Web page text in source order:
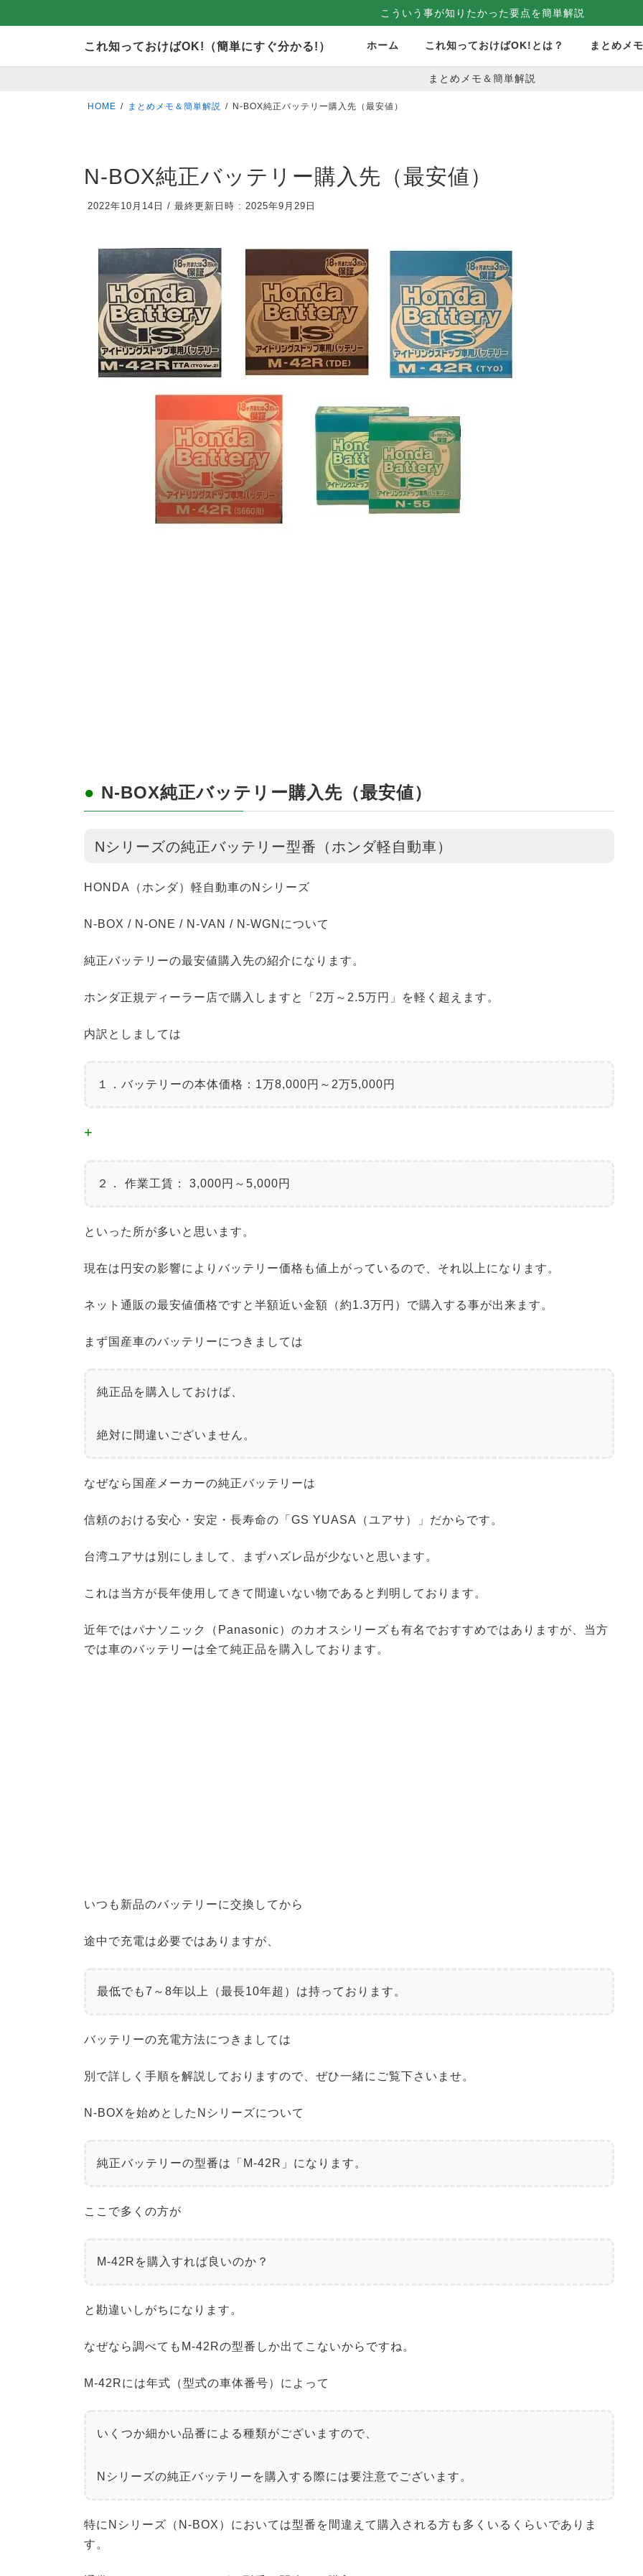
こういう事が知りたかった要点を簡単解説
これ知っておけばOK!（簡単にすぐ分かる!） ホーム これ知っておけばOK!とは？ まとめメ
まとめメモ＆簡単解説
HOME まとめメモ＆簡単解説 N-BOX純正バッテリー購入先（最安値）
N-BOX純正バッテリー購入先（最安値）
2022年10月14日 /最終更新日時 : 2025年9月29日
● N-BOX純正バッテリー購入先（最安値）
Nシリーズの純正バッテリー型番（ホンダ軽自動車）
HONDA（ホンダ）軽自動車のNシリーズ
N-BOX / N-ONE / N-VAN / N-WGNについて
純正バッテリーの最安値購入先の紹介になります。
ホンダ正規ディーラー店で購入しますと「2万～2.5万円」を軽く超えます。
内訳としましては
１．バッテリーの本体価格：1万8,000円～2万5,000円
+
２． 作業工賃： 3,000円～5,000円
といった所が多いと思います。
現在は円安の影響によりバッテリー価格も値上がっているので、それ以上になります。
ネット通販の最安値価格ですと半額近い金額（約1.3万円）で購入する事が出来ます。
まず国産車のバッテリーにつきましては
純正品を購入しておけば、
絶対に間違いございません。
なぜなら国産メーカーの純正バッテリーは
信頼のおける安心・安定・長寿命の「GS YUASA（ユアサ）」だからです。
台湾ユアサは別にしまして、まずハズレ品が少ないと思います。
これは当方が長年使用してきて間違いない物であると判明しております。
近年ではパナソニック（Panasonic）のカオスシリーズも有名でおすすめではありますが、当方
では車のバッテリーは全て純正品を購入しております。
いつも新品のバッテリーに交換してから
途中で充電は必要ではありますが、
最低でも7～8年以上（最長10年超）は持っております。
バッテリーの充電方法につきましては
別で詳しく手順を解説しておりますので、ぜひ一緒にご覧下さいませ。
N-BOXを始めとしたNシリーズについて
純正バッテリーの型番は「M-42R」になります。
ここで多くの方が
M-42Rを購入すれば良いのか？
と勘違いしがちになります。
なぜなら調べてもM-42Rの型番しか出てこないからですね。
M-42Rには年式（型式の車体番号）によって
いくつか細かい品番による種類がございますので、
Nシリーズの純正バッテリーを購入する際には要注意でございます。
特にNシリーズ（N-BOX）においては型番を間違えて購入される方も多くいるくらいでありま
す。